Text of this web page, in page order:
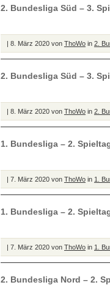
2. Bundesliga Süd – 3.
| 8. März 2020 von ThoWo in 2.
2. Bundesliga Süd – 3.
| 8. März 2020 von ThoWo in 2.
1. Bundesliga – 2.
| 7. März 2020 von ThoWo in 1.
1. Bundesliga – 2.
| 7. März 2020 von ThoWo in 1.
2. Bundesliga Nord – 2.